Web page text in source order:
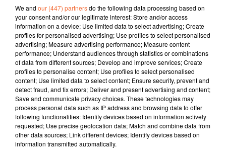
21 novembre 2024 - 13 min 31 sec
JOURNAL DU JEUDI 21 NOVEMBRE ( MIDI )
Patrice Bémanangy
L'info près de chez vous
Des gendarmes en renfort de leurs collègues
bressuiras depuis une quinzaine de jours suite au
caillassage de la caserne début novembre.
Une centaine d'enfants du thouarsais engagés dans la
nouvelle promotion musicale Démos avec en point
d'orgue un concert à la philharmonie de Paris.
Burkina Azza revient en France à l'occasion du festival
We and our (447) partnersdo the following data processing based on
your consent and/or our legitimate interest: Store and/or access
information on a device; Use limited data to select advertising; Create
profiles for personalised advertising; Use profiles to select personalised
advertising; Measure advertising performance; Measure content
performance; Understand audiences through statistics or combinations
of data from different sources; Develop and improve services; Create
profiles to personalise content; Use profiles to select personalised
content; Use limited data to select content; Ensure security, prevent and
detect fraud, and fix errors; Deliver and present advertising and content;
Save and communicate privacy choices. These technologies may
process personal data such as IP address and browsing data to offer
following functionalities: Identify devices based on information actively
requested; Use precise geolocation data; Match and combine data from
other data sources; Link different devices; Identify devices based on
information transmitted automatically.